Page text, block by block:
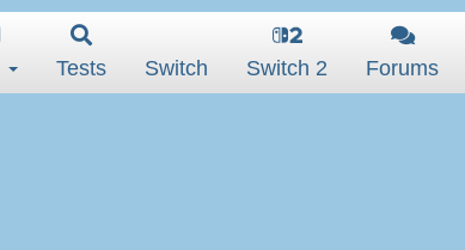
Tests Switch Switch 2 Forums